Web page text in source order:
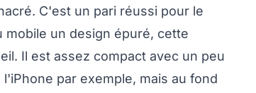
C'est un pari réussi pour le
un design épuré, cette
Il est assez compact avec un peu
par exemple, mais au fond